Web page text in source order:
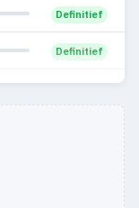
Definitief
Definitief